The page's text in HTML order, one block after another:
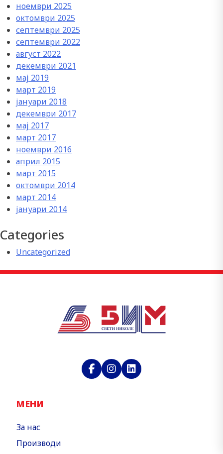
ноември 2025
октомври 2025
септември 2025
септември 2022
август 2022
декември 2021
мај 2019
март 2019
јануари 2018
декември 2017
мај 2017
март 2017
ноември 2016
април 2015
март 2015
октомври 2014
март 2014
јануари 2014
Categories
Uncategorized
МЕНИ
За нас
Производи